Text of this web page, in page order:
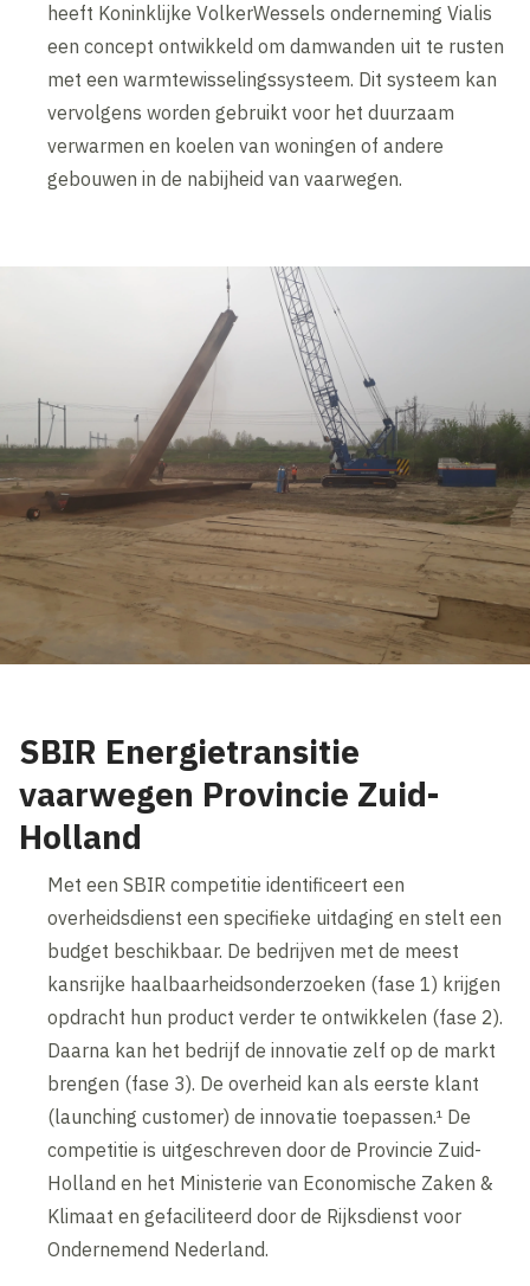
heeft Koninklijke VolkerWessels onderneming Vialis
een concept ontwikkeld om damwanden uit te rusten
met een warmtewisselingssysteem. Dit systeem kan
vervolgens worden gebruikt voor het duurzaam
verwarmen en koelen van woningen of andere
gebouwen in de nabijheid van vaarwegen.
SBIR Energietransitie
vaarwegen Provincie Zuid-
Holland
Met een SBIR competitie identificeert een
overheidsdienst een specifieke uitdaging en stelt een
budget beschikbaar. De bedrijven met de meest
kansrijke haalbaarheidsonderzoeken (fase 1) krijgen
opdracht hun product verder te ontwikkelen (fase 2).
Daarna kan het bedrijf de innovatie zelf op de markt
brengen (fase 3). De overheid kan als eerste klant
(launching customer) de innovatie toepassen.¹ De
competitie is uitgeschreven door de Provincie Zuid-
Holland en het Ministerie van Economische Zaken &
Klimaat en gefaciliteerd door de Rijksdienst voor
Ondernemend Nederland.